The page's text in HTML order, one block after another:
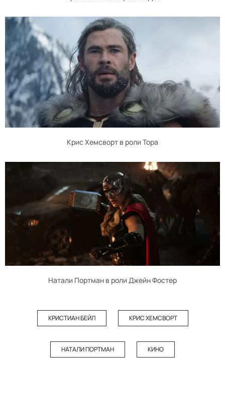
Крис Хемсворт в роли Тора
Натали Портман в роли Джейн Фостер
КРИСТИАН БЕЙЛ КРИС ХЕМСВОРТ
НАТАЛИ ПОРТМАН КИНО